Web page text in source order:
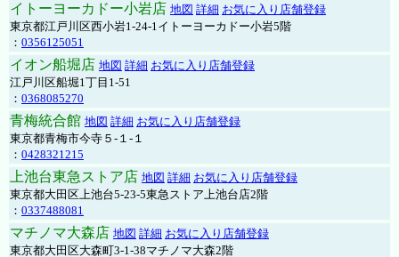
イトーヨーカドー小岩店 地図 詳細 お気に入り店舗登録
東京都江戸川区西小岩1-24-1イトーヨーカドー小岩5階
： 0356125051
イオン船堀店 地図 詳細 お気に入り店舗登録
江戸川区船堀1丁目1-51
： 0368085270
青梅統合館 地図 詳細 お気に入り店舗登録
東京都青梅市今寺５-１-１
： 0428321215
上池台東急ストア店 地図 詳細 お気に入り店舗登録
東京都大田区上池台5-23-5東急ストア上池台店2階
： 0337488081
マチノマ大森店 地図 詳細 お気に入り店舗登録
東京都大田区大森町3-1-38マチノマ大森2階